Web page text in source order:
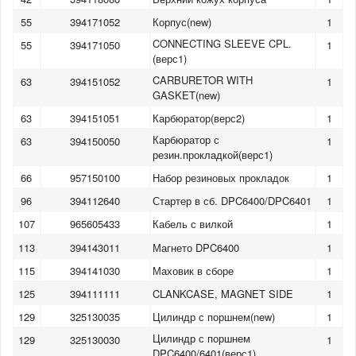
55
394171052 Корпус(new)
1
55
394171050
CONNECTING SLEEVE CPL.
(верс1)
1
63 394151052
CARBURETOR WITH
GASKET(new)
1
63 394151051 Карбюратор(верс2)
1
63
394150050
Карбюратор с
резин.прокладкой(верс1)
1
66 957150100 Набор резиновых прокладок
1
96
394112640 Стартер в сб. DPC6400/DPC6401
1
107
965605433 Кабель с вилкой
1
113
394143011 Магнето DPC6400
1
115
394141030 Маховик в сборе
1
125
394111111 CLANKCASE, MAGNET SIDE
1
129
325130035 Цилиндр с поршнем(new)
1
129
325130030
Цилиндр с поршнем
1